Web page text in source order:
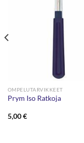
OMPELUTARVIKKEET
Prym Iso Ratkoja
5,00€